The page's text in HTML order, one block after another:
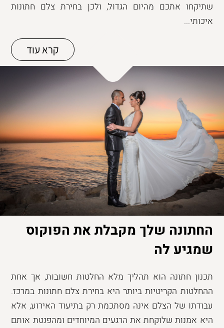
שתיקחו אתכם מהיום הגדול, ולכן בחירת צלם חתונות
איכותי...
קרא עוד
החתונה שלך מקבלת את הפוקוס
שמגיע לה
תכנון חתונה הוא תהליך מלא החלטות חשובות, אך אחת
ההחלטות הקריטיות ביותר היא בחירת צלם חתונות במרכז.
עבודתו של הצלם אינה מסתכמת רק בתיעוד האירוע, אלא
היא אמנות שלוקחת את הרגעים המיוחדים ומהפנטת אותם